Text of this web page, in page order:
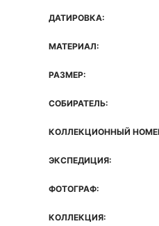
ДАТИРОВКА:
МАТЕРИАЛ:
РАЗМЕР:
СОБИРАТЕЛЬ:
КОЛЛЕКЦИОННЫЙ
ЭКСПЕДИЦИЯ:
ФОТОГРАФ:
КОЛЛЕКЦИЯ: